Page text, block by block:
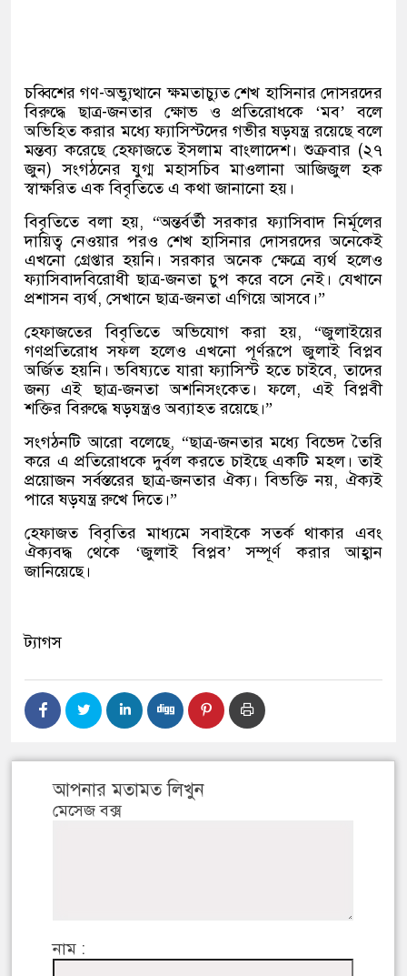
চব্বিশের গণ-অভ্যুত্থানে ক্ষমতাচ্যুত শেখ হাসিনার দোসরদের
বিরুদ্ধে ছাত্র-জনতার ক্ষোভ ও প্রতিরোধকে ‘মব’ বলে
অভিহিত করার মধ্যে ফ্যাসিস্টদের গভীর ষড়যন্ত্র রয়েছে বলে
মন্তব্য করেছে হেফাজতে ইসলাম বাংলাদেশ। শুক্রবার (২৭
জুন) সংগঠনের যুগ্ম মহাসচিব মাওলানা আজিজুল হক
স্বাক্ষরিত এক বিবৃতিতে এ কথা জানানো হয়।
বিবৃতিতে বলা হয়, “অন্তর্বর্তী সরকার ফ্যাসিবাদ নির্মূলের
দায়িত্ব নেওয়ার পরও শেখ হাসিনার দোসরদের অনেকেই
এখনো গ্রেপ্তার হয়নি। সরকার অনেক ক্ষেত্রে ব্যর্থ হলেও
ফ্যাসিবাদবিরোধী ছাত্র-জনতা চুপ করে বসে নেই। যেখানে
প্রশাসন ব্যর্থ, সেখানে ছাত্র-জনতা এগিয়ে আসবে।”
হেফাজতের বিবৃতিতে অভিযোগ করা হয়, “জুলাইয়ের
গণপ্রতিরোধ সফল হলেও এখনো পূর্ণরূপে জুলাই বিপ্লব
অর্জিত হয়নি। ভবিষ্যতে যারা ফ্যাসিস্ট হতে চাইবে, তাদের
জন্য এই ছাত্র-জনতা অশনিসংকেত। ফলে, এই বিপ্লবী
শক্তির বিরুদ্ধে ষড়যন্ত্রও অব্যাহত রয়েছে।”
সংগঠনটি আরো বলেছে, “ছাত্র-জনতার মধ্যে বিভেদ তৈরি
করে এ প্রতিরোধকে দুর্বল করতে চাইছে একটি মহল। তাই
প্রয়োজন সর্বস্তরের ছাত্র-জনতার ঐক্য। বিভক্তি নয়, ঐক্যই
পারে ষড়যন্ত্র রুখে দিতে।”
হেফাজত বিবৃতির মাধ্যমে সবাইকে সতর্ক থাকার এবং
ঐক্যবদ্ধ থেকে ‘জুলাই বিপ্লব’ সম্পূর্ণ করার আহ্বান
জানিয়েছে।
ট্যাগস
আপনার মতামত লিখুন
মেসেজ বক্স
নাম :